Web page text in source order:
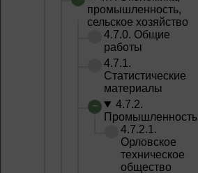
промышленность,
сельское хозяйство
4.7.0. Общие
работы
4.7.1.
Статистические
материалы
4.7.2.
Промышленность
4.7.2.1.
Орловское
техническое
общество